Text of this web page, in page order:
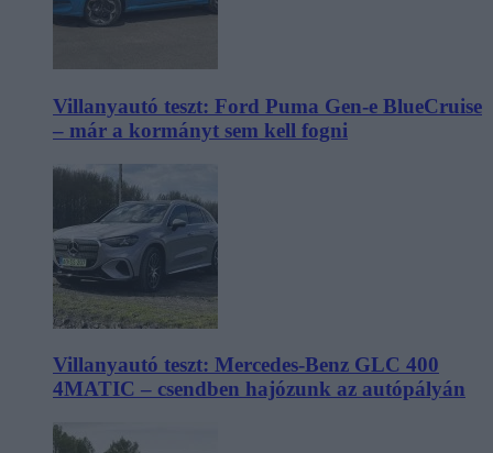
Villanyautó teszt: Ford Puma Gen-e BlueCruise
– már a kormányt sem kell fogni
Villanyautó teszt: Mercedes-Benz GLC 400
4MATIC – csendben hajózunk az autópályán